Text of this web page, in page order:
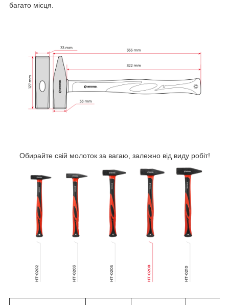
багато місця.
Обирайте свій молоток за вагаю, залежно від виду робіт!